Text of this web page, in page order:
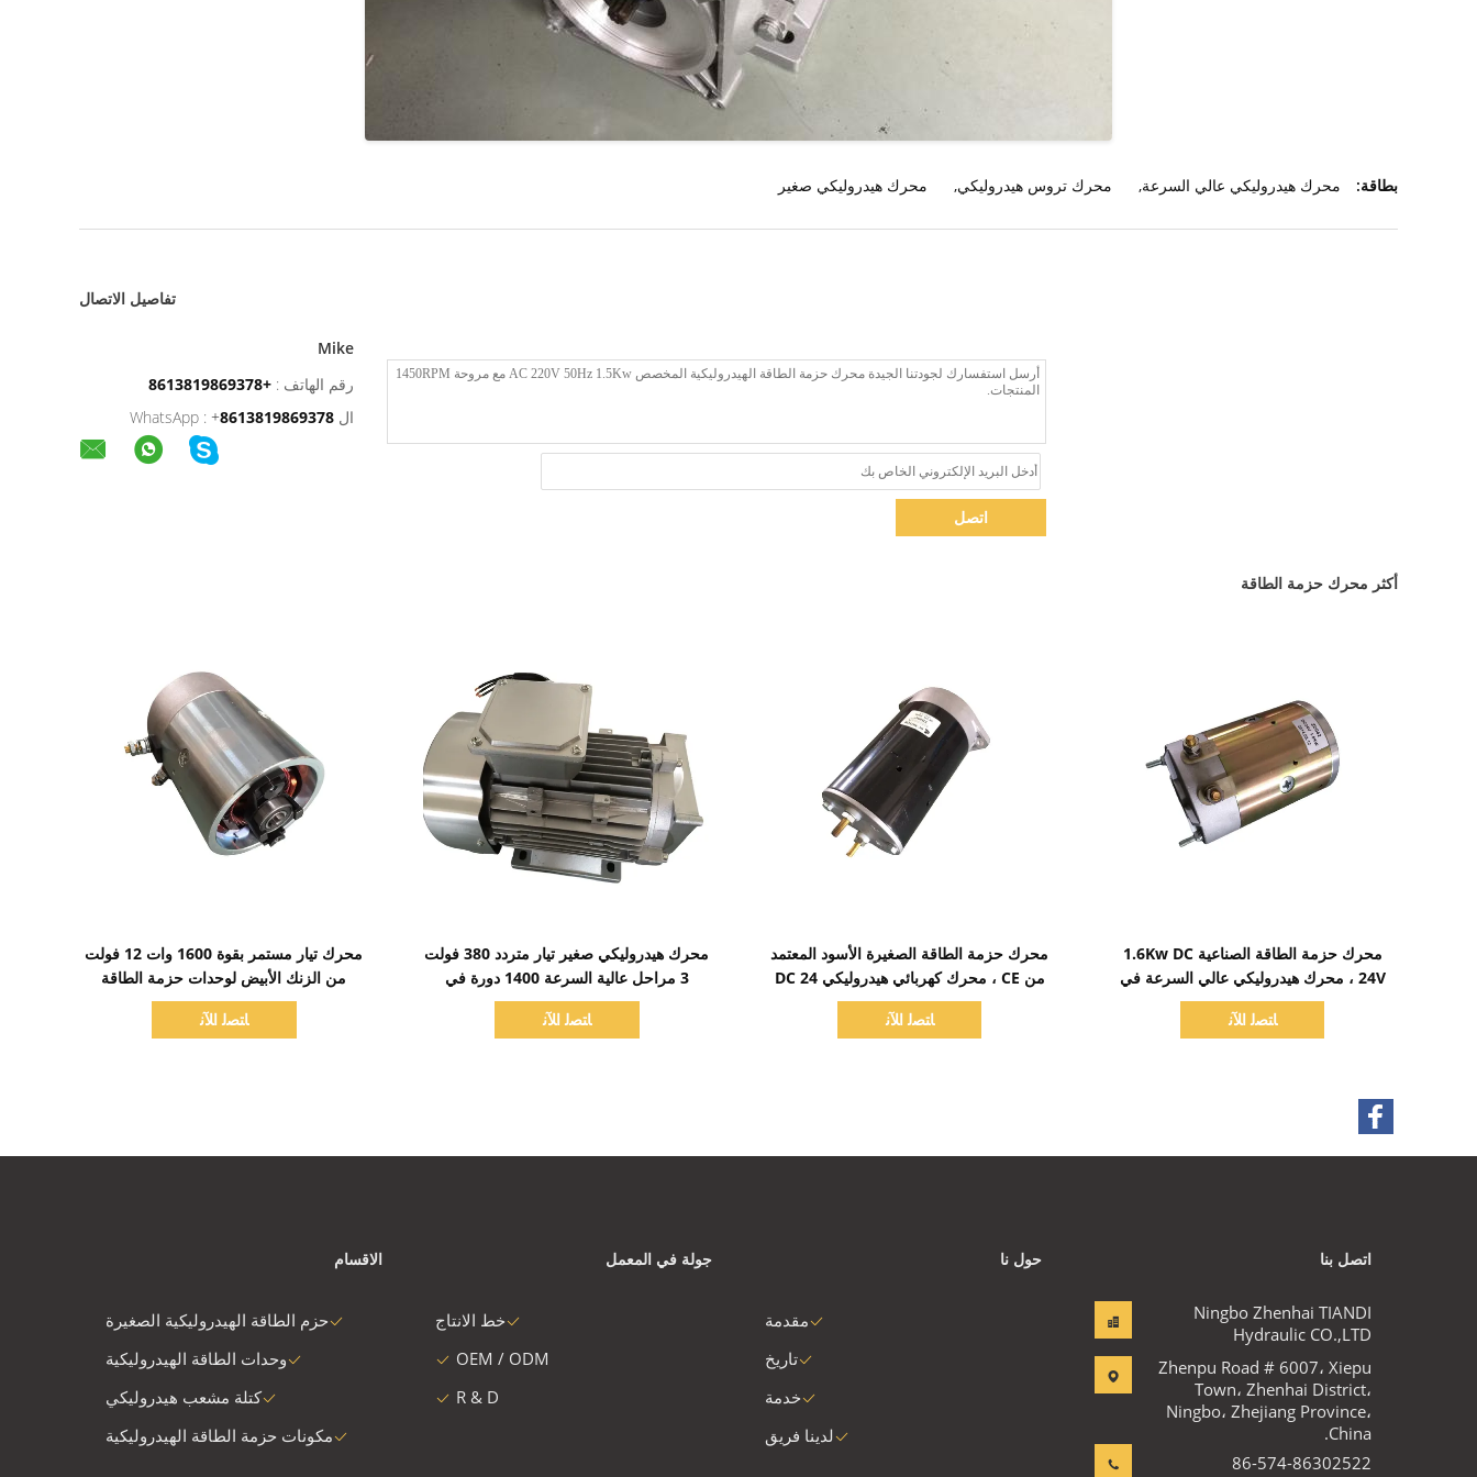
بطاقة: محرك هيدروليكي عالي السرعة, محرك تروس هيدروليكي, محرك هيدروليكي صغير
تفاصيل الاتصال
Mike
رقم الهاتف : +8613819869378
ال WhatsApp :
+8613819869378
اتصل
أكثر محرك حزمة الطاقة
محرك تيار مستمر بقوة 1600 وات 12 فولت
من الزنك الأبيض لوحدات حزمة الطاقة
الهيدروليكية
ﺎﺘﺼﻟ ﺍﻶﻧ
محرك هيدروليكي صغير تيار متردد 380 فولت
3 مراحل عالية السرعة 1400 دورة في
الدقيقة / 1500 واط
ﺎﺘﺼﻟ ﺍﻶﻧ
محرك حزمة الطاقة الصغيرة الأسود المعتمد
من CE ، محرك كهربائي هيدروليكي DC 24
فولت 500 واط
ﺎﺘﺼﻟ ﺍﻶﻧ
محرك حزمة الطاقة الصناعية 1.6Kw DC
24V ، محرك هيدروليكي عالي السرعة في
الدقيقة 1800 دورة في الدقيقة
ﺎﺘﺼﻟ ﺍﻶﻧ
الاقسام
حزم الطاقة الهيدروليكية الصغيرة
وحدات الطاقة الهيدروليكية
كتلة مشعب هيدروليكي
مكونات حزمة الطاقة الهيدروليكية
جولة في المعمل
خط الانتاج
OEM / ODM
R & D
حول نا
مقدمة
تاريخ
خدمة
لدينا فريق
اتصل بنا
Ningbo Zhenhai TIANDI
Hydraulic CO.,LTD
Zhenpu Road # 6007، Xiepu
Town، Zhenhai District،
Ningbo، Zhejiang Province،
China.
86-574-86302522